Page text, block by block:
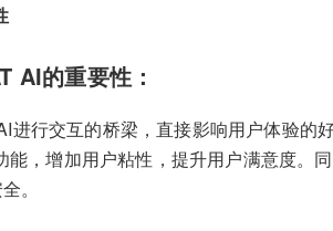
AI的重要性：
进行交互的桥梁，直接影响用户体验的
能，增加用户粘性，提升用户满意度。
。